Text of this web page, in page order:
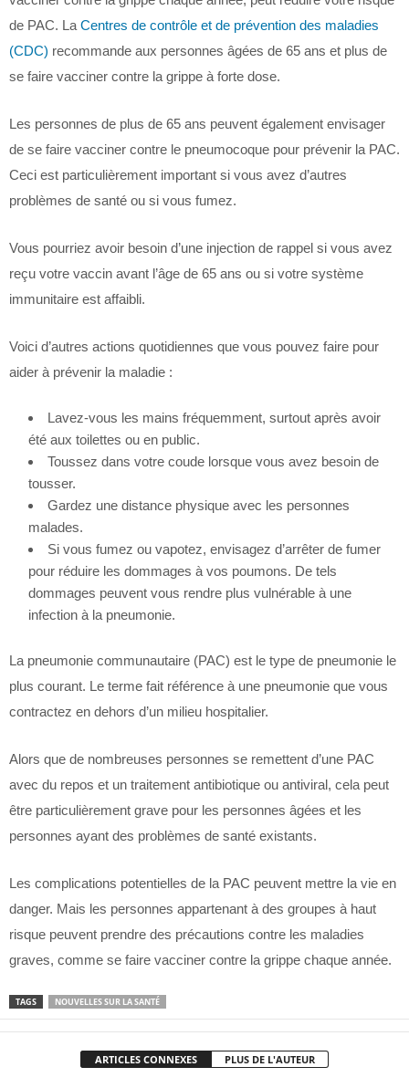
de PAC. La Centres de contrôle et de prévention des maladies
(CDC) recommande aux personnes âgées de 65 ans et plus de
se faire vacciner contre la grippe à forte dose.
Les personnes de plus de 65 ans peuvent également envisager
de se faire vacciner contre le pneumocoque pour prévenir la PAC.
Ceci est particulièrement important si vous avez d’autres
problèmes de santé ou si vous fumez.
Vous pourriez avoir besoin d’une injection de rappel si vous avez
reçu votre vaccin avant l’âge de 65 ans ou si votre système
immunitaire est affaibli.
Voici d’autres actions quotidiennes que vous pouvez faire pour
aider à prévenir la maladie :
Lavez-vous les mains fréquemment, surtout après avoir
été aux toilettes ou en public.
Toussez dans votre coude lorsque vous avez besoin de
tousser.
Gardez une distance physique avec les personnes
malades.
Si vous fumez ou vapotez, envisagez d’arrêter de fumer
pour réduire les dommages à vos poumons. De tels
dommages peuvent vous rendre plus vulnérable à une
infection à la pneumonie.
La pneumonie communautaire (PAC) est le type de pneumonie le
plus courant. Le terme fait référence à une pneumonie que vous
contractez en dehors d’un milieu hospitalier.
Alors que de nombreuses personnes se remettent d’une PAC
avec du repos et un traitement antibiotique ou antiviral, cela peut
être particulièrement grave pour les personnes âgées et les
personnes ayant des problèmes de santé existants.
Les complications potentielles de la PAC peuvent mettre la vie en
danger. Mais les personnes appartenant à des groupes à haut
risque peuvent prendre des précautions contre les maladies
graves, comme se faire vacciner contre la grippe chaque année.
TAGS NOUVELLES SUR LA SANTÉ
ARTICLES CONNEXES PLUS DE L'AUTEUR